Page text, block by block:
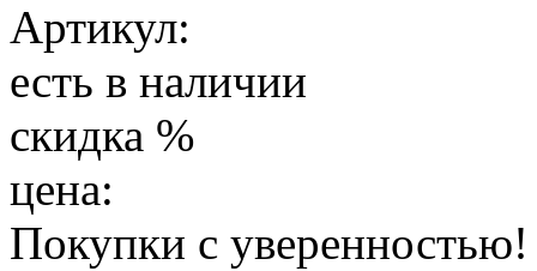
Артикул:
есть в наличии
скидка %
цена:
Покупки с уверенностью!